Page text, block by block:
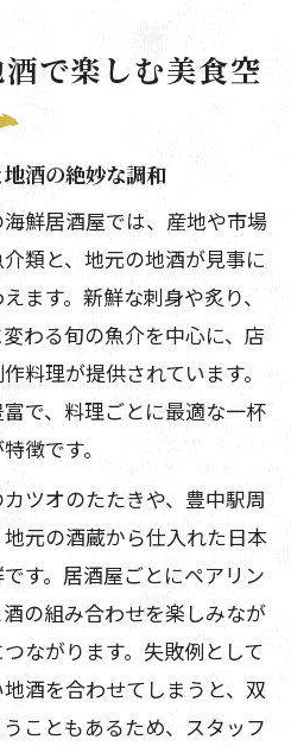
で楽しむ美食空
酒の絶妙な調和
鮮居酒屋では、産地や市場
類と、地元の地酒が見事に
ます。新鮮な刺身や炙り、
わる旬の魚介を中心に、店
料理が提供されています。
で、料理ごとに最適な一杯
徴です。
ツオのたたきや、豊中駅周
元の酒蔵から仕入れた日本
す。居酒屋ごとにペアリン
の組み合わせを楽しみなが
ながります。失敗例として
酒を合わせてしまうと、双
こともあるため、スタッフ